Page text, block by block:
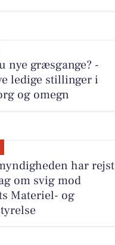
nye græsgange? -
ledige stillinger i
og omegn
har rejst
om svig mod
Materiel- og